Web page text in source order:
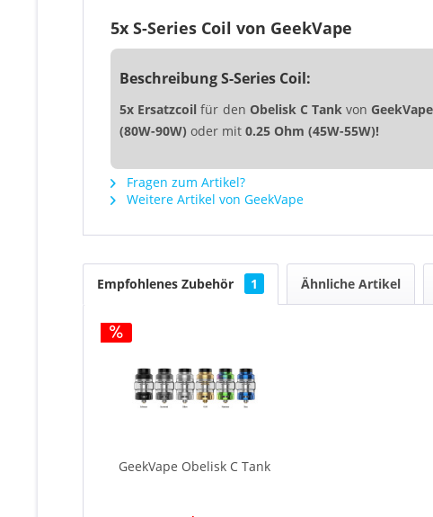
5x S-Series Coil von GeekVape
Beschreibung S-Series Coil:
5x Ersatzcoilfür den Obelisk C Tankvon
(80W-90W) oder mit 0.25 Ohm (45W-55W)!
Fragen zum Artikel?
Weitere Artikel von GeekVape
Empfohlenes Zubehör 1 Ähnliche Artikel
GeekVape Obelisk C Tank